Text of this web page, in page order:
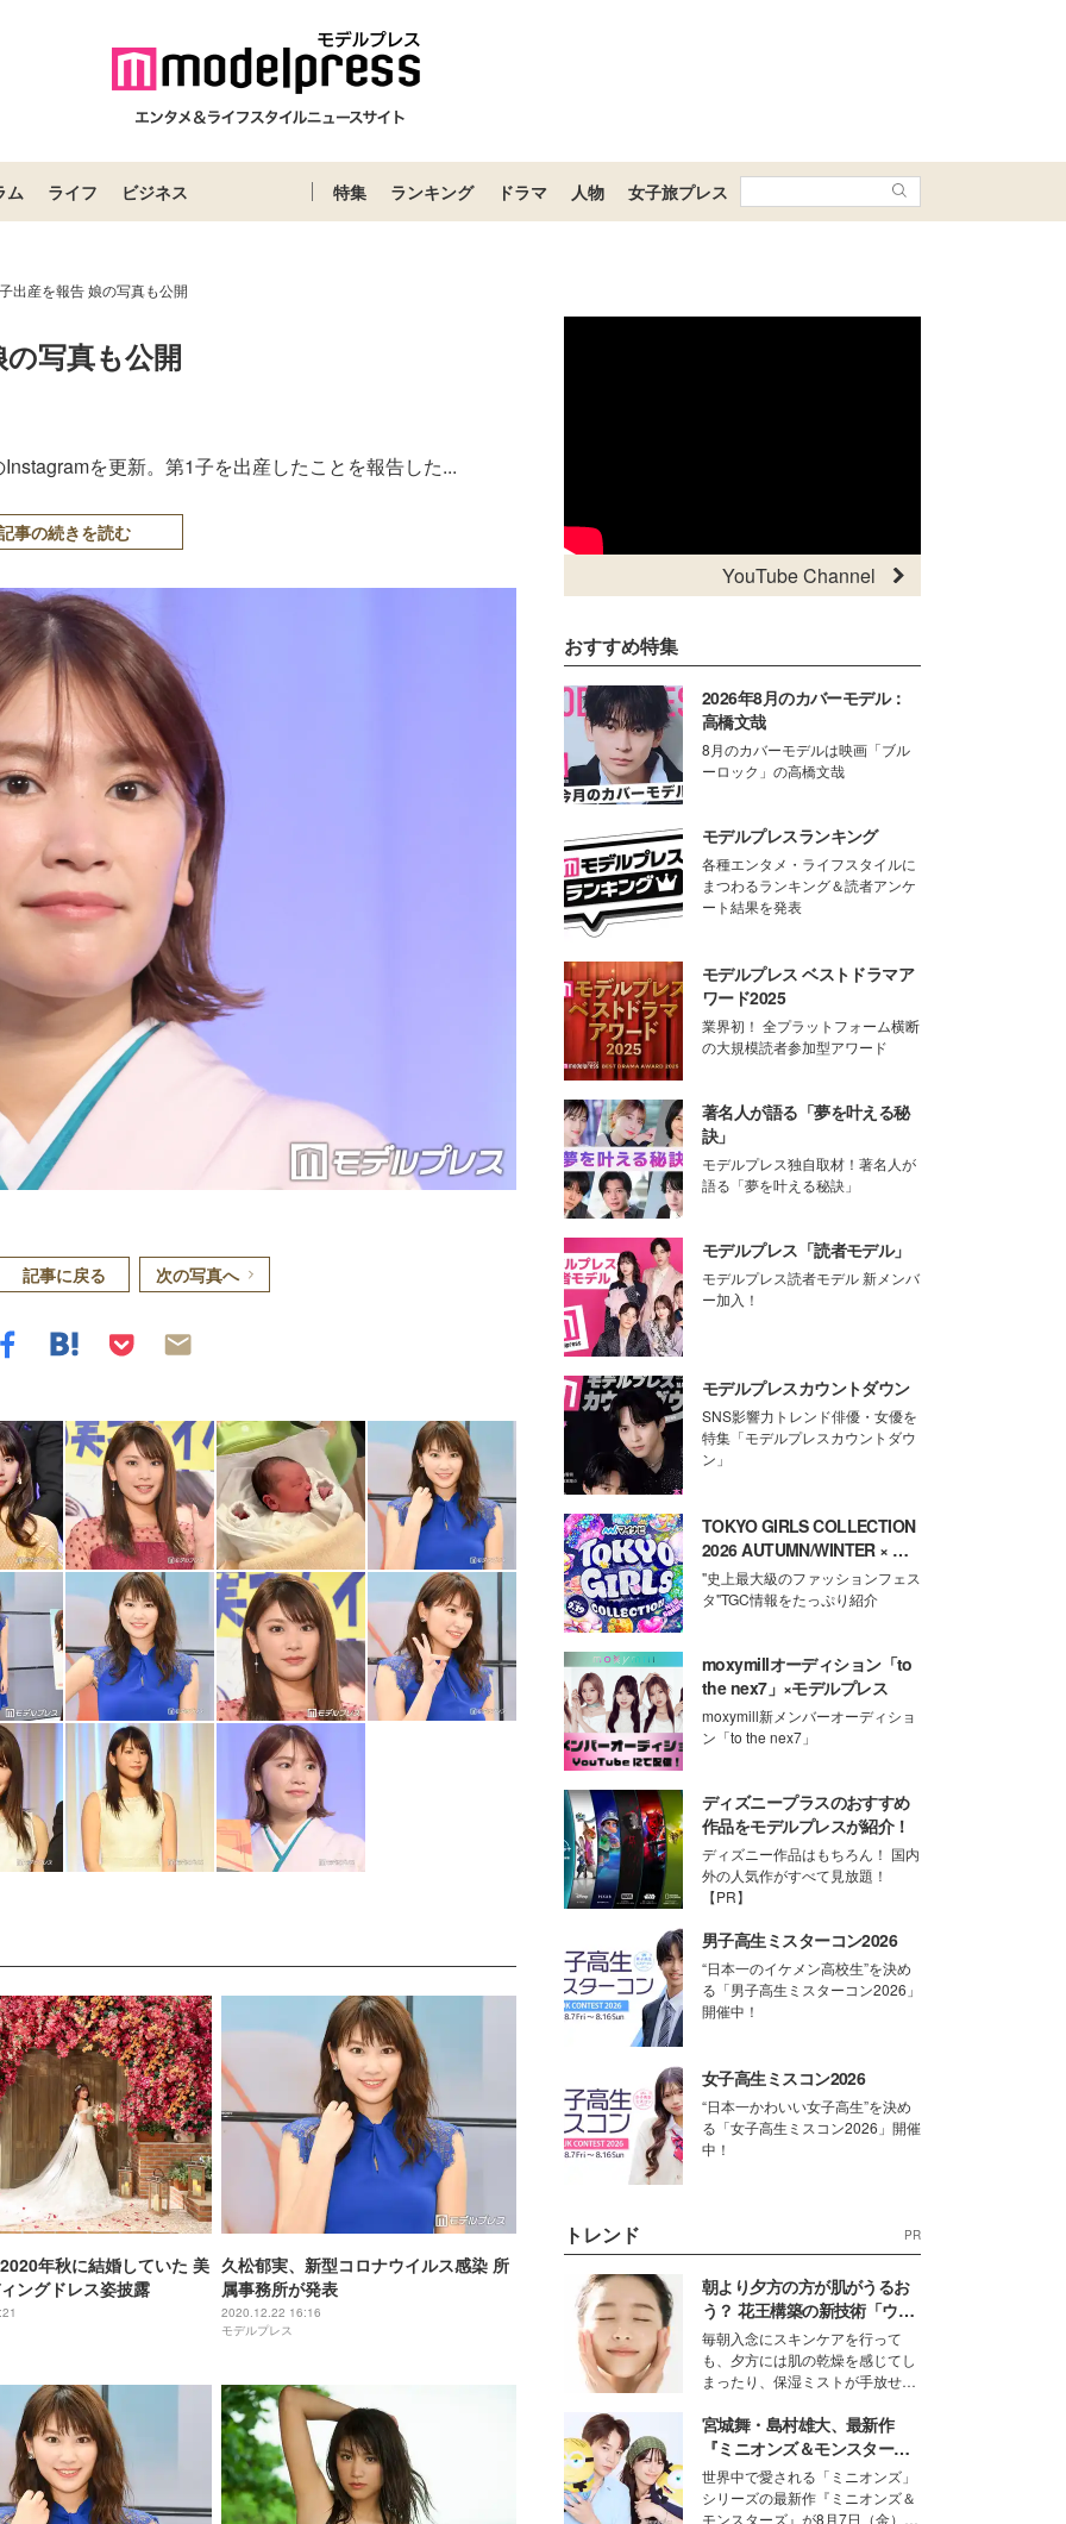
ム ライフ ビジネス 特集 ランキング ドラマ 人物 女子旅プレス
出産を報告 娘の写真も公開
写真も公開
を更新。第1子を出産したことを報告した...
事の続きを読む
記事に戻る 次の写真へ
年秋に結婚していた 美
ングドレス姿披露
久松郁実、新型コロナウイルス感染 所
属事務所が発表
2020.12.22 16:16
モデルプレス
YouTube Channel
おすすめ特集
2026年8月のカバーモデル：
高橋文哉
8月のカバーモデルは映画「ブル
ーロック」の高橋文哉
モデルプレスランキング
各種エンタメ・ライフスタイルに
まつわるランキング＆読者アンケ
ート結果を発表
モデルプレス ベストドラマア
ワード2025
業界初！ 全プラットフォーム横断
の大規模読者参加型アワード
著名人が語る「夢を叶える秘
訣」
モデルプレス独自取材！著名人が
語る「夢を叶える秘訣」
モデルプレス「読者モデル」
モデルプレス読者モデル 新メンバ
ー加入！
モデルプレスカウントダウン
SNS影響力トレンド俳優・女優を
特集「モデルプレスカウントダウ
ン」
TOKYO GIRLS COLLECTION
2026 AUTUMN/WINTER × モ
デルプレス
"史上最大級のファッションフェス
タ"TGC情報をたっぷり紹介
moxymillオーディション「to
the nex7」×モデルプレス
moxymill新メンバーオーディショ
ン「to the nex7」
ディズニープラスのおすすめ
作品をモデルプレスが紹介！
ディズニー作品はもちろん！ 国内
外の人気作がすべて見放題！
【PR】
男子高生ミスターコン2026
“日本一のイケメン高校生”を決め
る「男子高生ミスターコン2026」
開催中！
女子高生ミスコン2026
“日本一かわいい女子高生”を決め
る「女子高生ミスコン2026」開催
中！
トレンド PR
朝より夕方の方が肌がうるお
う？ 花王構築の新技術「ウォ
ーターキャプチャリングスキ
ン（捕水肌）」がスキンケア
の常識を変える予感
毎朝入念にスキンケアを行って
も、夕方には肌の乾燥を感じてし
まったり、保湿ミストが手放せな
な美容の常識を大きく変える可能
性を秘めた、革新的な「Water
Capturing Skin（ウォーターキャ
プチャリングスキン：捕水肌）」
技術を、花王が構築した。
宮城舞・島村雄大、最新作
『ミニオンズ＆モンスター
ズ』の魅力熱弁 ハチャメチャ
だけじゃない“友情と絆”に感
動
世界中で愛される「ミニオンズ」
シリーズの最新作『ミニオンズ＆
モンスターズ』が8月7日（金）に